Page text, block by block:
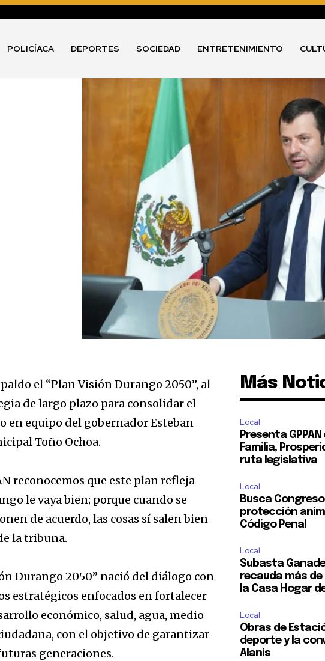
POLICÍACA DEPORTES SOCIEDAD ENTRETENIMIENTO
el “Plan Visión Durango 2050”, al
de largo plazo para consolidar el
en equipo del gobernador Esteban
Toño Ochoa.
reconocemos que este plan refleja
le vaya bien; porque cuando se
de acuerdo, las cosas sí salen bien
la tribuna.
Durango 2050” nació del diálogo con
estratégicos enfocados en fortalecer
económico, salud, agua, medio
con el objetivo de garantizar
generaciones.
Más
Local
Presenta
Familia,
ruta legislativa
Local
Busca
protección
Código Penal
Local
Subasta
recauda más de
la Casa Hogar
Local
Obras de
deporte y la
Alanís